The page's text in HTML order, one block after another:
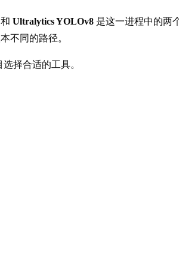
和 Ultralytics YOLOv8 是这一进程中的两
不同的路径。
择合适的工具。